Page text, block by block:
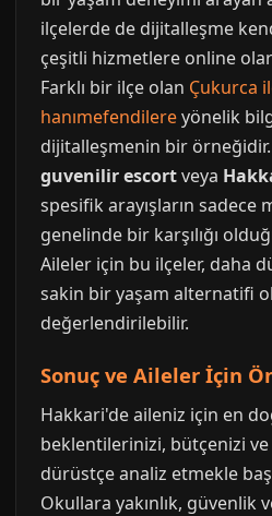
ilçelerde de dijitalleşme
çeşitli hizmetlere online
Farklı bir ilçe olan Çukurca
hanımefendilereyönelik
dijitalleşmenin bir
guvenilir escortveya
spesifik arayışların sadece
genelinde bir karşılığı
Aileler için bu ilçeler, daha
sakin bir yaşam alternatifi
değerlendirilebilir.
Sonuç ve Aileler İçin
Hakkari'de aileniz için en
beklentilerinizi, bütçenizi ve
dürüstçe analiz etmekle
Okullara yakınlık, güvenlik